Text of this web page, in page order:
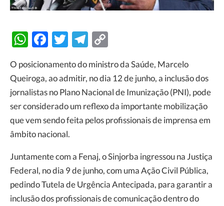
WhatsApp
Facebook
TwitterTelegram
O posicionamento do ministro da Saúde, Marcelo
Queiroga, ao admitir, no dia 12 de junho, a inclusão dos
jornalistas no Plano Nacional de Imunização (PNI), pode
ser considerado um reflexo da importante mobilização
que vem sendo feita pelos profissionais de imprensa em
âmbito nacional.
Juntamente com a Fenaj, o Sinjorba ingressou na Justiça
Federal, no dia 9 de junho, com uma Ação Civil Pública,
pedindo Tutela de Urgência Antecipada, para garantir a
inclusão dos profissionais de comunicação dentro do